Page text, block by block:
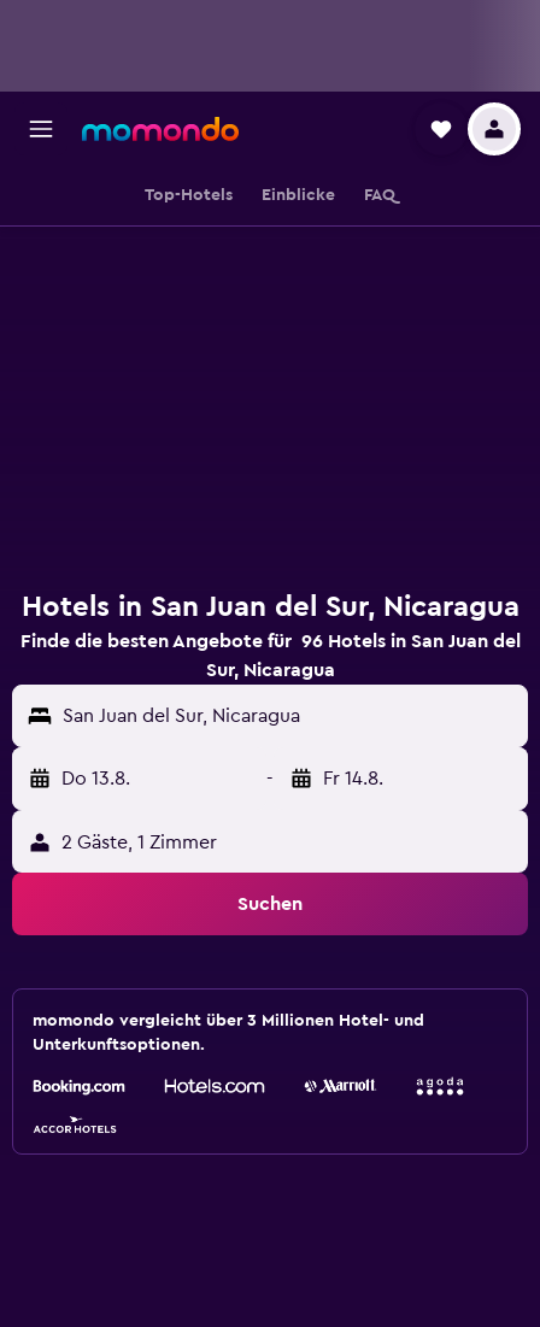
Top-Hotels Einblicke FAQ
Hotels in San Juan del Sur, Nicaragua
Finde die besten Angebote für 96 Hotels in San Juan del
Sur, Nicaragua
San Juan del Sur, Nicaragua
Do 13.8. - Fr 14.8.
2 Gäste, 1 Zimmer
Suchen
momondo vergleicht über 3 Millionen Hotel- und
Unterkunftsoptionen.